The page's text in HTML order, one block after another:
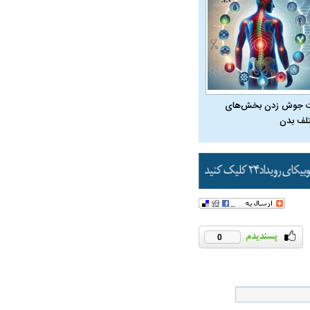
جوش زدن بخش‌های
بدن
0
سینا حجازی درباره